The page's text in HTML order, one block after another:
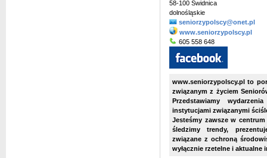
58-100 Świdnica
dolnośląskie
seniorzypolscy@onet.pl
www.seniorzypolscy.pl
605 558 648
www.seniorzypolscy.pl to
związanym z życiem
Przedstawiamy
instytucjami związanymi
Jesteśmy zawsze w
śledzimy trendy,
związane z ochroną
wyłącznie rzetelne i aktualne